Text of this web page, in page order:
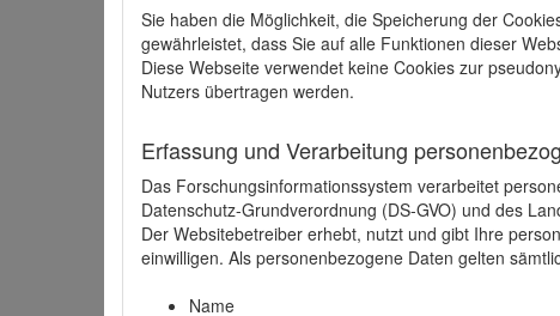
Sie haben die Möglichkeit, die Speicherung der
gewährleistet, dass Sie auf alle Funktionen dieser
Diese Webseite verwendet keine Cookies zur
Nutzers übertragen werden.
Erfassung und Verarbeitung
Das Forschungsinformationssystem verarbeitet
Datenschutz-Grundverordnung (DS-GVO) und des
Der Websitebetreiber erhebt, nutzt und gibt Ihre
einwilligen. Als personenbezogene Daten gelten
Name